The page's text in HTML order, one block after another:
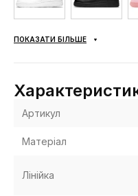
ПОКАЗАТИ БІЛЬШЕ
Артикул
Матеріал
Лінійка